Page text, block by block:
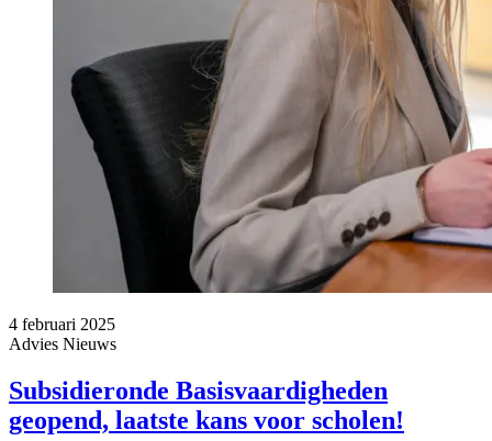
4 februari 2025
Advies Nieuws
Subsidieronde Basisvaardigheden
geopend, laatste kans voor scholen!